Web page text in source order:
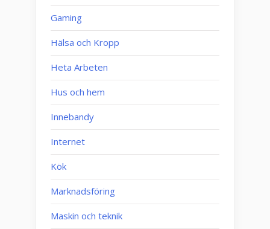
Gaming
Hälsa och Kropp
Heta Arbeten
Hus och hem
Innebandy
Internet
Kök
Marknadsföring
Maskin och teknik